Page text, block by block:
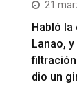
21
Habló la
Lanao,
dio un